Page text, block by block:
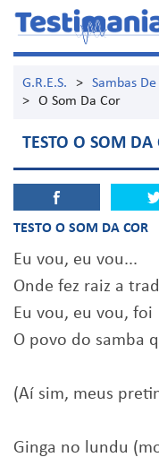
G.R.E.S. >
Sambas
>
O Som Da Cor
TESTO O SOM DA
TESTO O SOM DA COR
Eu vou, eu vou...
Onde fez raiz a
Eu vou, eu vou, foi
O povo do samba
(Aí sim, meus
Ginga no lundu